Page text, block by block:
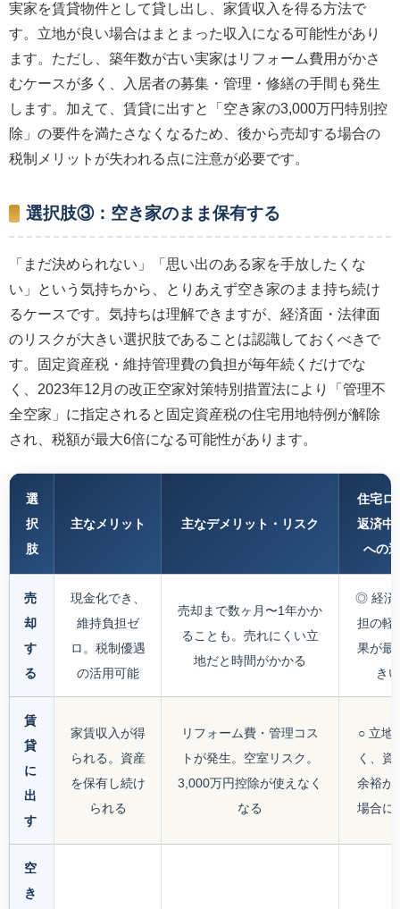
実家を賃貸物件として貸し出し、家賃収入を得る方法で
す。立地が良い場合はまとまった収入になる可能性があり
ます。ただし、築年数が古い実家はリフォーム費用がかさ
むケースが多く、入居者の募集・管理・修繕の手間も発生
します。加えて、賃貸に出すと「空き家の3,000万円特別控
除」の要件を満たさなくなるため、後から売却する場合の
税制メリットが失われる点に注意が必要です。
選択肢③：空き家のまま保有する
「まだ決められない」「思い出のある家を手放したくな
い」という気持ちから、とりあえず空き家のまま持ち続け
るケースです。気持ちは理解できますが、経済面・法律面
のリスクが大きい選択肢であることは認識しておくべきで
す。固定資産税・維持管理費の負担が毎年続くだけでな
く、2023年12月の改正空家対策特別措置法により「管理不
全空家」に指定されると固定資産税の住宅用地特例が解除
され、税額が最大6倍になる可能性があります。
選
択
肢
主なメリット 主なデメリット・リスク
住宅ロ
返済中
への
売
却
す
る
現金化でき、
維持負担ゼ
ロ。税制優遇
の活用可能
売却まで数ヶ月〜1年かか
ることも。売れにくい立
地だと時間がかかる
◎ 経済
担の軽
果が最
きい
賃
貸
に
出
す
家賃収入が得
られる。資産
を保有し続け
られる
リフォーム費・管理コス
トが発生。空室リスク。
3,000万円控除が使えなく
なる
○ 立地
く、資
余裕が
場合に
空
き